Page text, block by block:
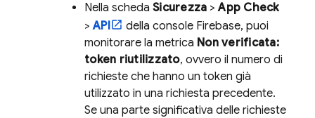
Nella scheda Sicurezza >App Check
>API della console Firebase, puoi
monitorare la metrica Non verificata:
token riutilizzato, ovvero il numero di
richieste che hanno un token già
utilizzato in una richiesta precedente.
Se una parte significativa delle richieste